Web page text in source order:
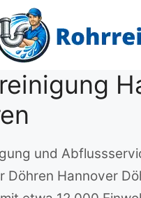
und
Döhren Hannover